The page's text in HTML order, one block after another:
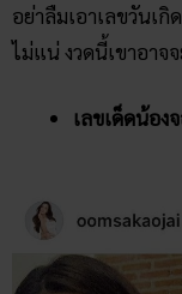
อย่าลืมเอาเลขวันเ
ไม่แน่ งวดนี้เขาอาจ
เลขเด็ดน้อง